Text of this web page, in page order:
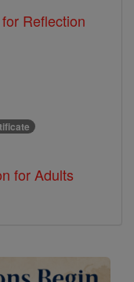
Reflection
for Adults